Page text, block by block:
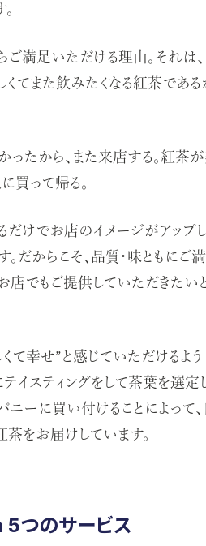
満足いただける理由。それは、
てまた飲みたくなる紅茶である
たから、また来店する。紅茶
買って帰る。
けでお店のイメージがアップし
だからこそ、品質・味ともにご
でもご提供していただきたい
て幸せ”と感じていただけるよう
イスティングをして茶葉を選定し
ニーに買い付けることによって、
をお届けしています。
つのサービス